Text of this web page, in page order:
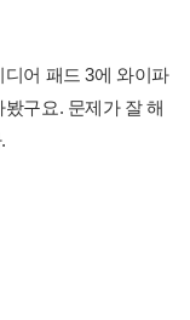
어 패드 3에 와이파
구요. 문제가 잘 해